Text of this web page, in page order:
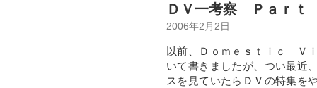
ＤＶ一考察 Ｐａｒ
2006年2月2日
以前、Ｄｏｍｅｓｔｉｃ Ｖ
いて書きましたが、つい最近
スを見ていたらＤＶの特集を